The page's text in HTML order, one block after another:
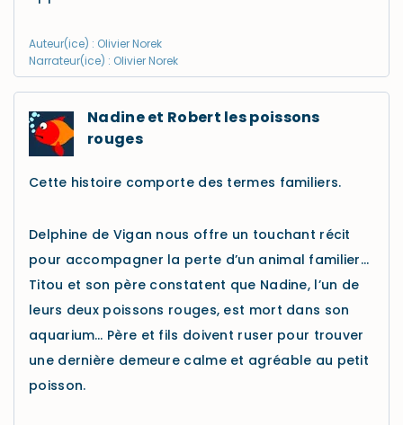
Auteur(ice) : Olivier Norek
Narrateur(ice) : Olivier Norek
Nadine et Robert les poissons
rouges
Cette histoire comporte des termes familiers.
Delphine de Vigan nous offre un touchant récit
pour accompagner la perte d’un animal familier…
Titou et son père constatent que Nadine, l’un de
leurs deux poissons rouges, est mort dans son
aquarium… Père et fils doivent ruser pour trouver
une dernière demeure calme et agréable au petit
poisson.